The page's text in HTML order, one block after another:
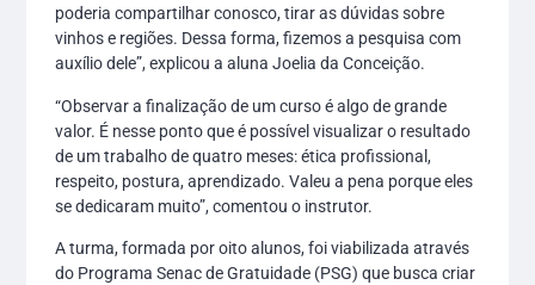
poderia compartilhar conosco, tirar as dúvidas sobre
vinhos e regiões. Dessa forma, fizemos a pesquisa com
auxílio dele”, explicou a aluna Joelia da Conceição.
“Observar a finalização de um curso é algo de grande
valor. É nesse ponto que é possível visualizar o resultado
de um trabalho de quatro meses: ética profissional,
respeito, postura, aprendizado. Valeu a pena porque eles
se dedicaram muito”, comentou o instrutor.
A turma, formada por oito alunos, foi viabilizada através
do Programa Senac de Gratuidade (PSG) que busca criar